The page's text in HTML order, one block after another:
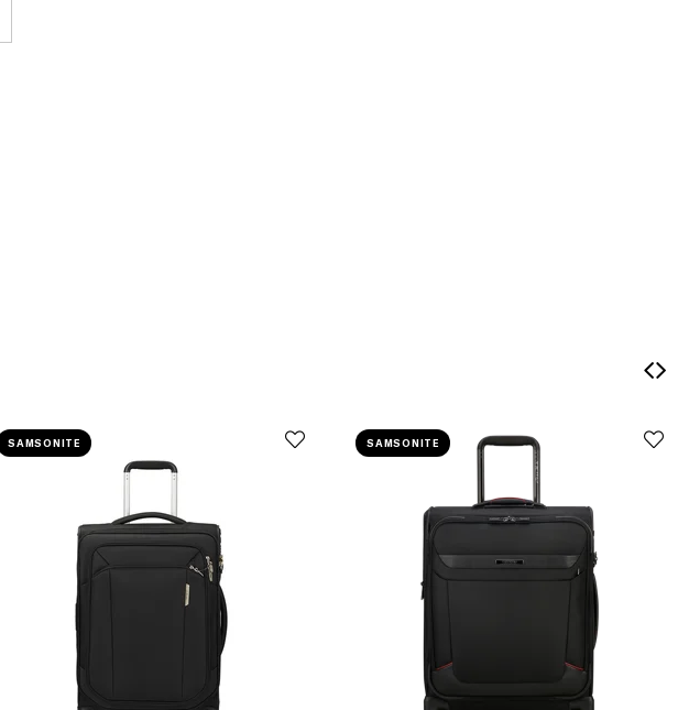
SAMSONITE SAMSONITE